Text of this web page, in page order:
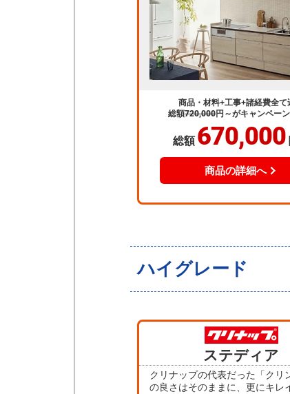
商品・材料+工事+諸経費全て
総額720,000円～がキャンペー
総額 670,000
商品の詳細へ
ハイグレード
ステディア
クリナップの代表だった「クリ
の良さはそのままに、更にキレ